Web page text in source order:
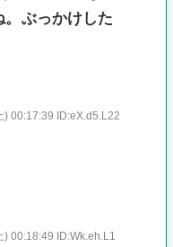
ぶっかけした
) 00:17:39 ID:eX.d5.L22
) 00:18:49 ID:Wk.eh.L1